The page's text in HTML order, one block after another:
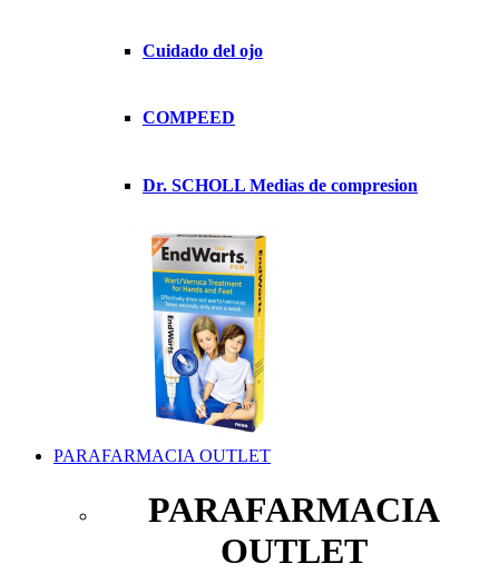
Cuidado del ojo
COMPEED
Dr. SCHOLL Medias de compresion
PARAFARMACIA OUTLET
PARAFARMACIA
OUTLET